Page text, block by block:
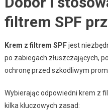
filtrem SPF
Krem z filtrem SPFjest
po zabiegach złuszczających,
ochronę przed szkodliwym
Wybierając odpowiedni krem z
kilka kluczowych zasad: